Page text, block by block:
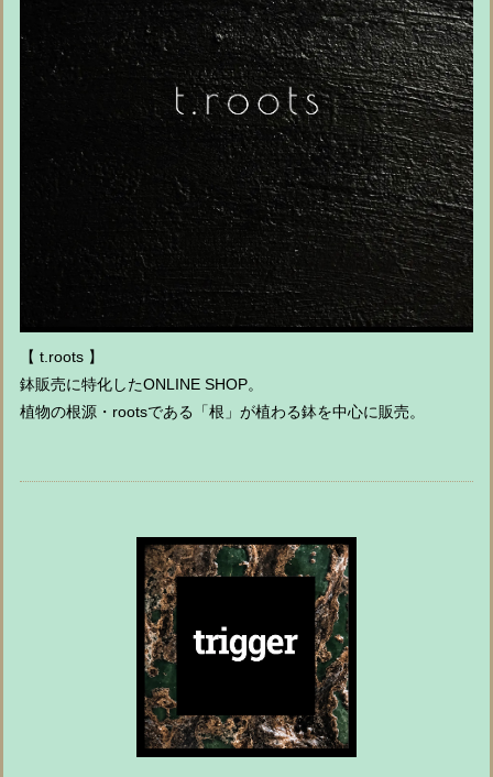
【 t.roots 】
鉢販売に特化したONLINE SHOP。
植物の根源・rootsである「根」が植わる鉢を中心に販売。